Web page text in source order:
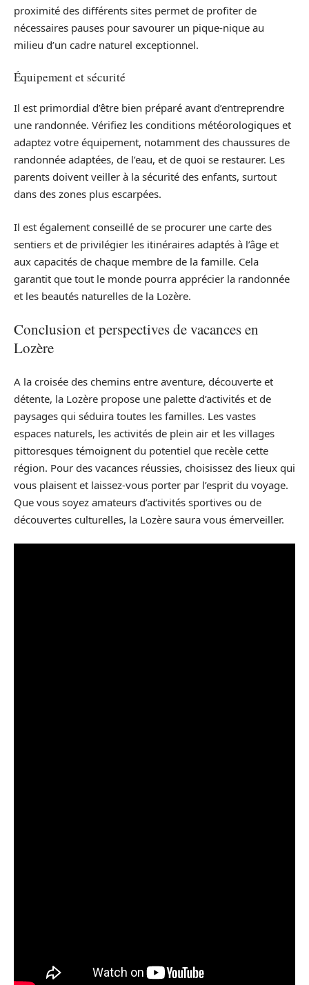
proximité des différents sites permet de profiter de
nécessaires pauses pour savourer un pique-nique au
milieu d’un cadre naturel exceptionnel.
Équipement et sécurité
Il est primordial d’être bien préparé avant d’entreprendre
une randonnée. Vérifiez les conditions météorologiques et
adaptez votre équipement, notamment des chaussures de
randonnée adaptées, de l’eau, et de quoi se restaurer. Les
parents doivent veiller à la sécurité des enfants, surtout
dans des zones plus escarpées.
Il est également conseillé de se procurer une carte des
sentiers et de privilégier les itinéraires adaptés à l’âge et
aux capacités de chaque membre de la famille. Cela
garantit que tout le monde pourra apprécier la randonnée
et les beautés naturelles de la Lozère.
Conclusion et perspectives de vacances en
Lozère
A la croisée des chemins entre aventure, découverte et
détente, la Lozère propose une palette d’activités et de
paysages qui séduira toutes les familles. Les vastes
espaces naturels, les activités de plein air et les villages
pittoresques témoignent du potentiel que recèle cette
région. Pour des vacances réussies, choisissez des lieux qui
vous plaisent et laissez-vous porter par l’esprit du voyage.
Que vous soyez amateurs d’activités sportives ou de
découvertes culturelles, la Lozère saura vous émerveiller.